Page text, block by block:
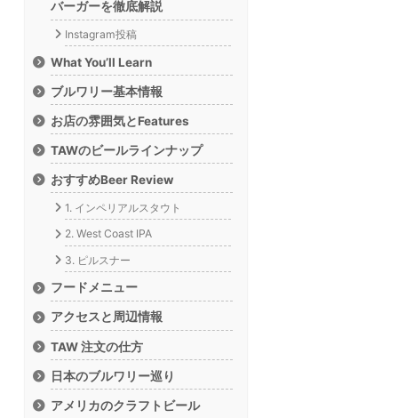
バーガーを徹底解説
Instagram投稿
What You’ll Learn
ブルワリー基本情報
お店の雰囲気とFeatures
TAWのビールラインナップ
おすすめBeer Review
1. インペリアルスタウト
2. West Coast IPA
3. ピルスナー
フードメニュー
アクセスと周辺情報
TAW 注文の仕方
日本のブルワリー巡り
アメリカのクラフトビール